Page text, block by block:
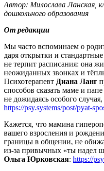
Автор: Милослава Ланская,
дошкольного образования
От редакции
Мы часто вспоминаем о
даря открытки и
не терпит расписания: она
неожиданных звонках и
Психотерапевт Диана Ланг
способов сказать маме и
не дожидаясь особого
https://psy.systems/post/pyat-
Кажется, что мамина
вашего взросления и
границы в общении, не
из-за привычных «ты надел
Ольга Юрковская: https://